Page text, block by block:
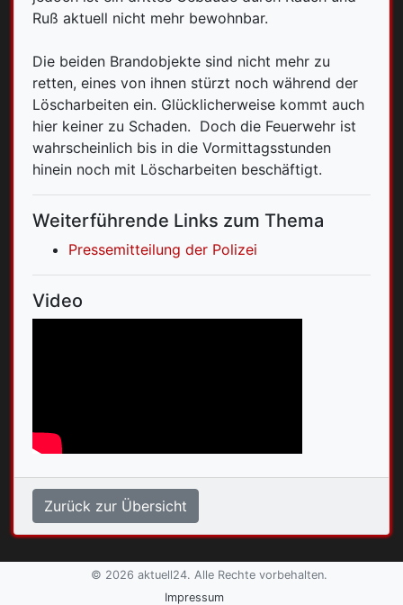
Ruß aktuell nicht mehr bewohnbar.
Die beiden Brandobjekte sind nicht mehr zu
retten, eines von ihnen stürzt noch während der
Löscharbeiten ein. Glücklicherweise kommt auch
hier keiner zu Schaden. Doch die Feuerwehr ist
wahrscheinlich bis in die Vormittagsstunden
hinein noch mit Löscharbeiten beschäftigt.
Weiterführende Links zum Thema
Pressemitteilung der Polizei
Video
Zurück zur Übersicht
© 2026 aktuell24. Alle Rechte vorbehalten.
Impressum